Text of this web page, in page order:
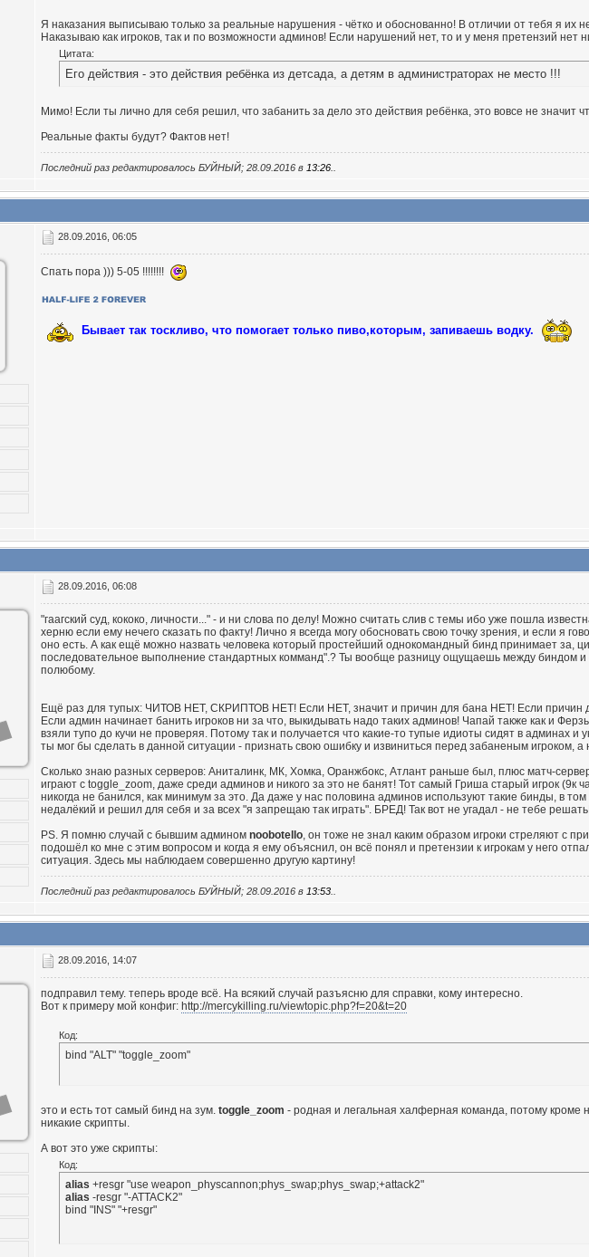
Я наказания выписываю только за реальные нарушения - чётко и обоснованно! В отличии от тебя я их
Наказываю как игроков, так и по возможности админов! Если нарушений нет, то и у меня претензий нет
Цитата:
Его действия - это действия ребёнка из детсада, а детям в администраторах не место !!!
Мимо! Если ты лично для себя решил, что забанить за дело это действия ребёнка, это вовсе не значит
Реальные факты будут? Фактов нет!
Последний раз редактировалось БУЙНЫЙ; 28.09.2016 в 13:26
28.09.2016, 06:05
Спать пора ))) 5-05 !!!!!!!!
Бывает так тоскливо, что помогает только пиво,которым, запиваешь водку.
28.09.2016, 06:08
"гаагский суд, кококо, личности..." - и ни слова по делу! Можно считать слив с темы ибо уже пошла
херню если ему нечего сказать по факту! Лично я всегда могу обосновать свою точку зрения, и если я
оно есть. А как ещё можно назвать человека который простейший однокомандный бинд принимает за,
последовательное выполнение стандартных комманд".? Ты вообще разницу ощущаешь между биндом и
полюбому.
Ещё раз для тупых: ЧИТОВ НЕТ, СКРИПТОВ НЕТ! Если НЕТ, значит и причин для бана НЕТ! Если причин
Если админ начинает банить игроков ни за что, выкидывать надо таких админов! Чапай также как и
взяли тупо до кучи не проверяя. Потому так и получается что какие-то тупые идиоты сидят в админах и
ты мог бы сделать в данной ситуации - признать свою ошибку и извиниться перед забаненым игроком, а
Сколько знаю разных серверов: Аниталинк, МК, Хомка, Оранжбокс, Атлант раньше был, плюс матч-
играют с toggle_zoom, даже среди админов и никого за это не банят! Тот самый Гриша старый игрок (9к
никогда не банился, как минимум за это. Да даже у нас половина админов используют такие бинды, в
недалёкий и решил для себя и за всех "я запрещаю так играть". БРЕД! Так вот не угадал - не тебе
PS. Я помню случай с бывшим админом noobotello, он тоже не знал каким образом игроки стреляют с
подошёл ко мне с этим вопросом и когда я ему объяснил, он всё понял и претензии к игрокам у него
ситуация. Здесь мы наблюдаем совершенно другую картину!
Последний раз редактировалось БУЙНЫЙ; 28.09.2016 в 13:53
28.09.2016, 14:07
подправил тему. теперь вроде всё. На всякий случай разъясню для справки, кому интересно.
Вот к примеру мой конфиг: http://mercykilling.ru/viewtopic.php?f=20&t=20
Код:
bind "ALT" "toggle_zoom"
это и есть тот самый бинд на зум. toggle_zoom - родная и легальная халферная команда, потому
никакие скрипты.
А вот это уже скрипты:
Код:
alias
alias -resgr "-ATTACK2"
bind "INS" "+resgr"